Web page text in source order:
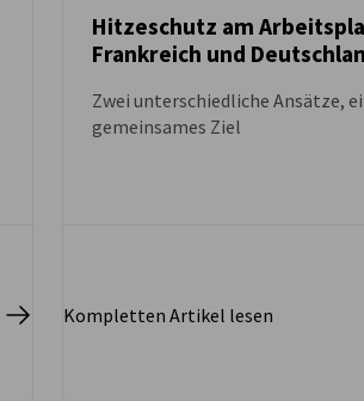
Hitzeschutz am
Frankreich und
Zwei unterschiedliche Ansätze,
gemeinsames Ziel
Kompletten Artikel lesen